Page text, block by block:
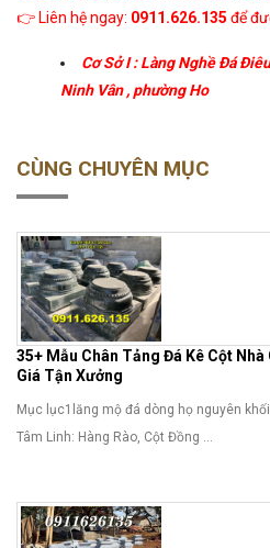
👉 Liên hệ ngay: 0911.626.135 để
Cơ Sở I : Làng Nghề Đá
Ninh Vân, phường Ho
CÙNG CHUYÊN MỤC
35+ Mẫu Chân Tảng Đá Kê Cột Nhà
Giá Tận Xưởng
Mục lục1lăng mộ đá dòng họ nguyên
Tâm Linh: Hàng Rào, Cột Đồng ...